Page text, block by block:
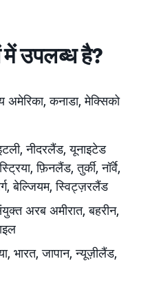
उपलब्ध है?
अमेरिका, कनाडा, मेक्सिको
नीदरलैंड, यूनाइटेड
फ़िनलैंड, तुर्की, नॉर्वे,
बेल्जियम, स्विट्ज़रलैंड
अरब अमीरात, बहरीन,
भारत, जापान, न्यूज़ीलैंड,